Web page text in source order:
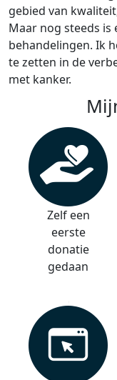
gebied van
Maar nog steeds
behandelingen. Ik
te zetten in de
met kanker.
Zelf een
eerste
donatie
gedaan